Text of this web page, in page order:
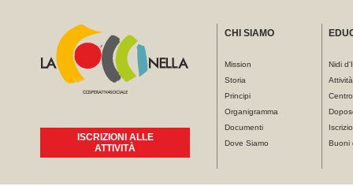
ISCRIZIONI ALLE
ATTIVITÀ
CHI SIAMO
Mission
Storia
Principi
Organigramma
Documenti
Dove Siamo
Nidi
Buoni